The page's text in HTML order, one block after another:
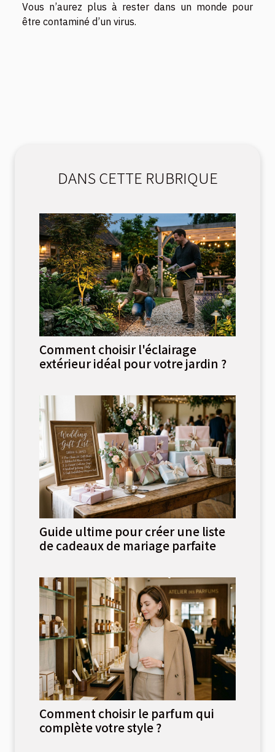
Vous n’aurez plus à rester dans un monde pour
être contaminé d’un virus.
DANS CETTE RUBRIQUE
Comment choisir l'éclairage
extérieur idéal pour votre jardin ?
Guide ultime pour créer une liste
de cadeaux de mariage parfaite
Comment choisir le parfum qui
complète votre style ?